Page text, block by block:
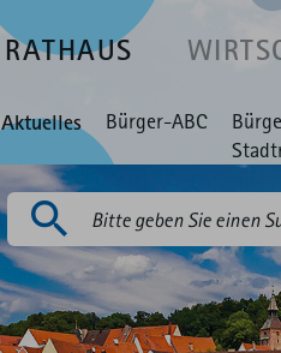
RATHAUS
Aktuelles Bürger-ABC
Suchen